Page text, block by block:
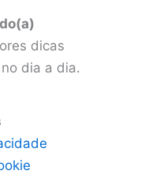
dicas
dia a dia.